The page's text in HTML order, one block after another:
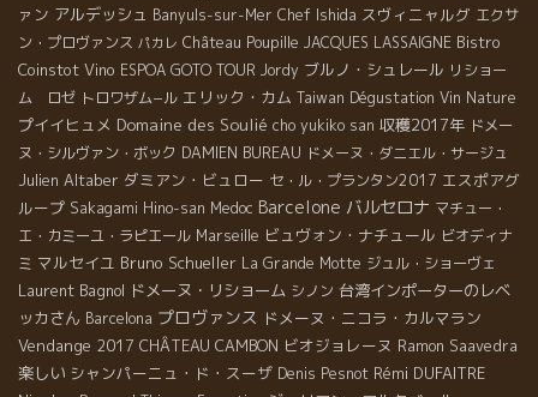
ァン アルデッシュ Banyuls-sur-Mer Chef Ishida スヴィニャルグ エクサ
ン・プロヴァンス パカレ Château Poupille JACQUES LASSAIGNE Bistro
Coinstot Vino ESPOA GOTO TOUR Jordy ブルノ・シュレール リショー
ム ロゼ トロワザム−ル エリック・カム Taiwan Dégustation Vin Nature
プイイヒュメ Domaine des Soulié cho yukiko san 収穫2017年 ドメー
ヌ・シルヴァン・ボック DAMIEN BUREAU ドメーヌ・ダニエル・サージュ
Julien Altaber ダミアン・ビュロー セ・ル・プランタン2017 エスポアグ
ループ Sakagami Hino-san Medoc Barcelone バルセロナ マチュー・
エ・カミーユ・ラピエール Marseille ビュヴォン・ナチュール ビオディナ
ミ マルセイユ Bruno Schueller La Grande Motte ジュル・ショーヴェ
Laurent Bagnol ドメーヌ・リショーム シノン 台湾インポーターのレベ
ッカさん Barcelona プロヴァンス ドメーヌ・ニコラ・カルマラン
Vendange 2017 CHÂTEAU CAMBON ビオジョレーヌ Ramon Saavedra
楽しい シャンパーニュ・ド・スーザ Denis Pesnot Rémi DUFAITRE